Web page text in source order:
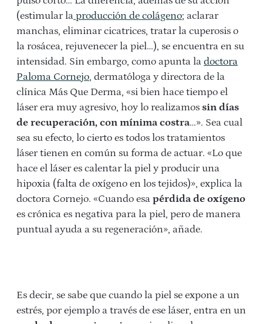
(estimular la producción de colágeno; aclarar
manchas, eliminar cicatrices, tratar la cuperosis o
la rosácea, rejuvenecer la piel…), se encuentra en su
intensidad. Sin embargo, como apunta la doctora
Paloma Cornejo, dermatóloga y directora de la
clínica Más Que Derma, «si bien hace tiempo el
láser era muy agresivo, hoy lo realizamos sin días
de recuperación, con mínima costra…». Sea cual
sea su efecto, lo cierto es todos los tratamientos
láser tienen en común su forma de actuar. «Lo que
hace el láser es calentar la piel y producir una
hipoxia (falta de oxígeno en los tejidos)», explica la
doctora Cornejo. «Cuando esa pérdida de oxígeno
es crónica es negativa para la piel, pero de manera
puntual ayuda a su regeneración», añade.
Es decir, se sabe que cuando la piel se expone a un
estrés, por ejemplo a través de ese láser, entra en un